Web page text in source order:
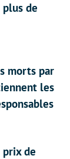
de
morts par
les
prix de